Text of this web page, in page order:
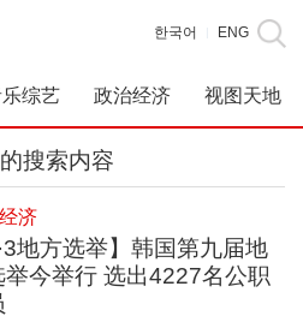
한국어 ENG
综艺 政治经济 视图天地
搜索内容
济
地方选举】韩国第九届地
举今举行 选出4227名公职